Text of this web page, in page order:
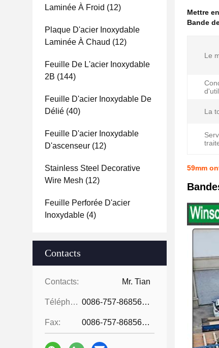
Laminée À Froid (12)
Plaque D'acier Inoxydable
Laminée À Chaud (12)
Feuille De L'acier Inoxydable
2B (144)
Feuille D'acier Inoxydable De
Délié (40)
Feuille D'acier Inoxydable
D'ascenseur (12)
Stainless Steel Decorative
Wire Mesh (12)
Feuille Perforée D'acier
Inoxydable (4)
Contacts
Contacts: Mr. Tian
Téléphone: 0086-757-86856916
Fax: 0086-757-86856916
Mettre
Bande
Le
La
59mm